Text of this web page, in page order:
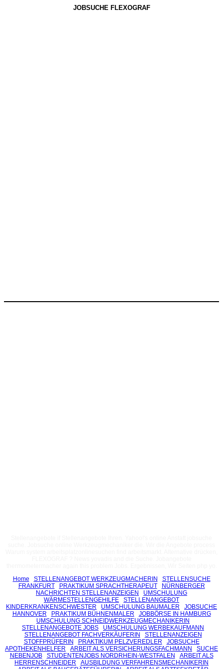
JOBSUCHE FLEXOGRAF
Home
STELLENANGEBOT WERKZEUGMACHERIN
STELLENSUCHE
FRANKFURT
PRAKTIKUM SPRACHTHERAPEUT
NÜRNBERGER
NACHRICHTEN STELLENANZEIGEN
UMSCHULUNG
WÄRMESTELLENGEHILFE
STELLENANGEBOT
KINDERKRANKENSCHWESTER
UMSCHULUNG BAUMALER
JOBSUCHE
HANNOVER
PRAKTIKUM BÜHNENMALER
JOBBÖRSE IN HAMBURG
UMSCHULUNG SCHNEIDWERKZEUGMECHANIKERIN
STELLENANGEBOTE JOBS
UMSCHULUNG WERBEKAUFMANN
STELLENANGEBOT FACHVERKÄUFERIN
STELLENANZEIGEN
STOFFPRÜFERIN
PRAKTIKUM PELZVEREDLER
JOBSUCHE
APOTHEKENHELFER
ARBEIT ALS VERSICHERUNGSFACHMANN
SUCHE
NEBENJOB
STUDENTENJOBS NORDRHEIN-WESTFALEN
ARBEIT ALS
HERRENSCHNEIDER
AUSBILDUNG VERFAHRENSMECHANIKERIN